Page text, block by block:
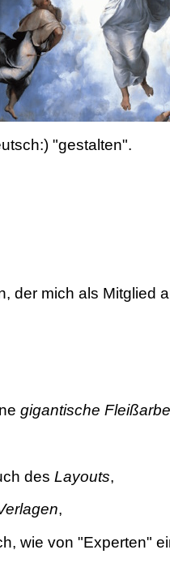
"gestalten".
der mich als Mitglied
gigantische
des Layouts,
,
wie von "Experten"